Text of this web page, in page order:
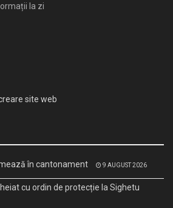
la zi
site web
în cantonament 9 AUGUST 2026
cu ordin de protecție la Sighetu